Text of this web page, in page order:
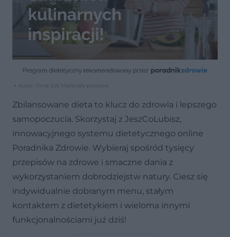
Autor: Time S.A/ Materiały prasowe
Zbilansowane dieta to klucz do zdrowia i lepszego
samopoczucia. Skorzystaj z JeszCoLubisz,
innowacyjnego systemu dietetycznego online
Poradnika Zdrowie. Wybieraj spośród tysięcy
przepisów na zdrowe i smaczne dania z
wykorzystaniem dobrodziejstw natury. Ciesz się
indywidualnie dobranym menu, stałym
kontaktem z dietetykiem i wieloma innymi
funkcjonalnościami już dziś!